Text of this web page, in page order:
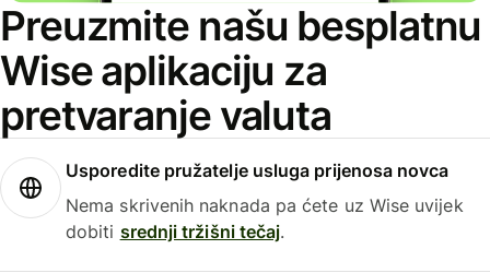
Preuzmite našu besplatnu
Wise aplikaciju za
pretvaranje valuta
Usporedite pružatelje usluga prijenosa novca
Nema skrivenih naknada pa ćete uz Wise uvijek
dobiti srednji tržišni tečaj.